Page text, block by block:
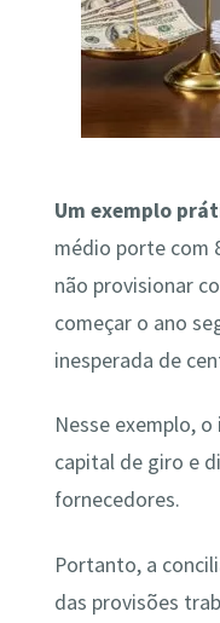
Um exemplo
médio porte com
não provisionar
começar o ano
inesperada de
Nesse exemplo,
capital de giro e
fornecedores.
Portanto, a
das provisões